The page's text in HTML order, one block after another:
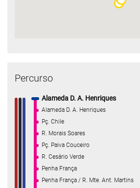
Percurso
Alameda D. A. Henriques
Alameda D. A. Henriques
Pç. Chile
R. Morais Soares
Pç. Paiva Couceiro
R. Cesário Verde
Penha França
Penha França / R. Mte. Ant. Martins